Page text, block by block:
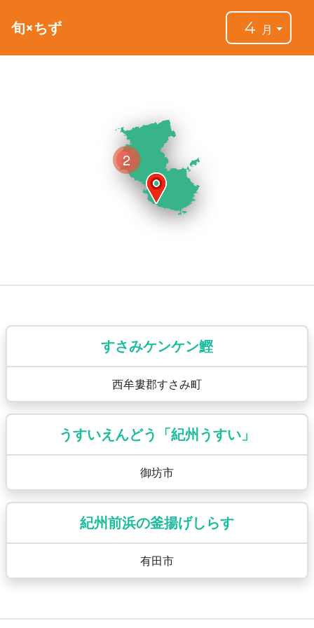
旬×ちず 4 月
2
すさみケンケン鰹
西牟婁郡すさみ町
うすいえんどう「紀州うすい」
御坊市
紀州前浜の釜揚げしらす
有田市